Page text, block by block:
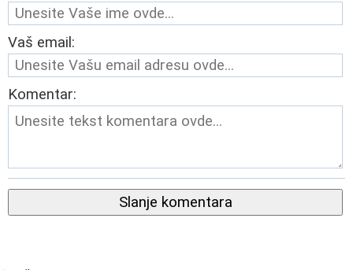
Vaš email:
Komentar:
Slanje komentara